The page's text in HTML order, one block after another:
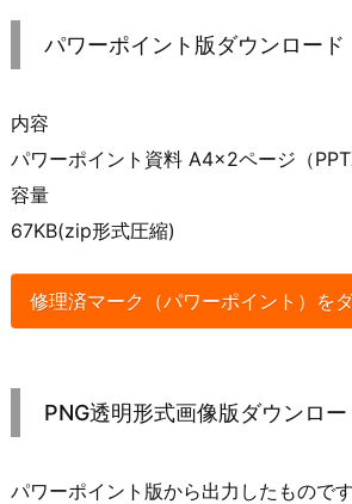
パワーポイント版ダウンロード
内容
パワーポイント資料 A4×2ページ（
容量
67KB(zip形式圧縮)
修理済マーク（パワーポイント）を
PNG透明形式画像版ダウンロー
パワーポイント版から出力したものです